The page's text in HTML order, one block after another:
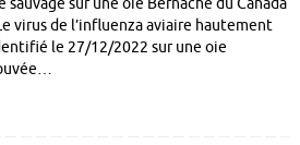
sauvage sur une oie Bernache du Canada
virus de l’influenza aviaire hautement
le 27/12/2022 sur une oie